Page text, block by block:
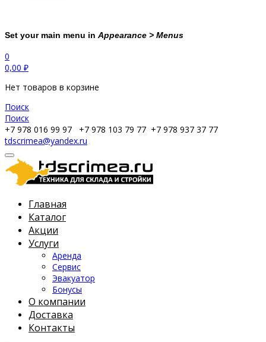
Set your main menu in Appearance > Menus
0
0,00 ₽
Нет товаров в корзине
Поиск
Поиск
+7 978 016 99 97
+7 978 103 79 77 +7 978 937 37 77
tdscrimea@yandex.ru
Главная
Каталог
Акции
Услуги
Аренда
Сервис
Эвакуатор
Бонусы
О компании
Доставка
Контакты